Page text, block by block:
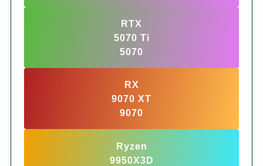
RTX
5070 Ti
5070
RX
9070 XT
9070
Ryzen
9950X3D